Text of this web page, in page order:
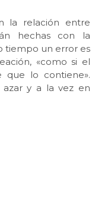
la relación entre
hechas con la
tiempo un error es
«como si el
que lo contiene».
y a la vez en